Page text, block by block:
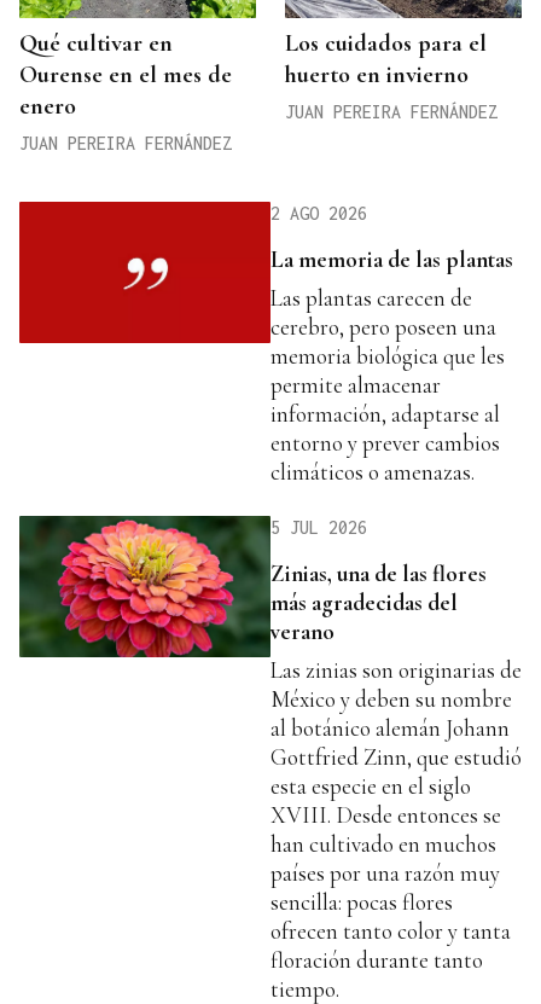
Qué cultivar en
Ourense en el mes de
enero
JUAN PEREIRA FERNÁNDEZ
Los cuidados para el
huerto en invierno
JUAN PEREIRA FERNÁNDEZ
2 AGO 2026
La memoria de las plantas
Las plantas carecen de
cerebro, pero poseen una
memoria biológica que les
permite almacenar
información, adaptarse al
entorno y prever cambios
climáticos o amenazas.
5 JUL 2026
Zinias, una de las flores
más agradecidas del
verano
Las zinias son originarias de
México y deben su nombre
al botánico alemán Johann
Gottfried Zinn, que estudió
esta especie en el siglo
XVIII. Desde entonces se
han cultivado en muchos
países por una razón muy
sencilla: pocas flores
ofrecen tanto color y tanta
floración durante tanto
tiempo.